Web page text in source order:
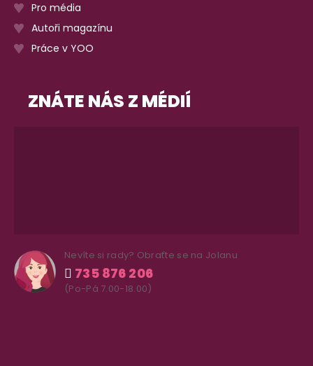
Pro média
Autoři magazínu
Práce v YOO
ZNÁTE NÁS Z MÉDIÍ
Nevíte si rady? Obraťte se na Jolanu
735 876 206
(Po-Pá 7.00-18.00)